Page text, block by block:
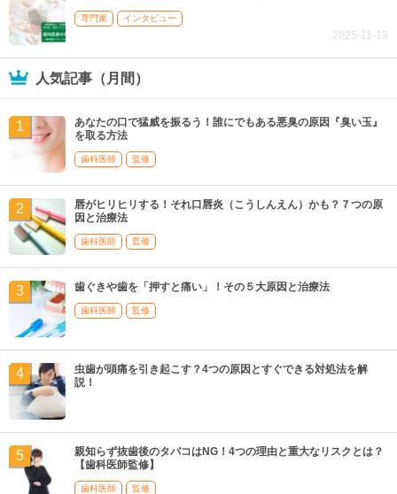
専門家 インタビュー
2025-11-13
人気記事（月間）
あなたの口で猛威を振るう！誰にでもある悪臭の原因『臭い玉』
を取る方法
歯科医師 監修
唇がヒリヒリする！それ口唇炎（こうしんえん）かも？７つの原
因と治療法
歯科医師 監修
歯ぐきや歯を「押すと痛い」！その５大原因と治療法
歯科医師 監修
虫歯が頭痛を引き起こす？4つの原因とすぐできる対処法を解
説！
親知らず抜歯後のタバコはNG！4つの理由と重大なリスクとは？
【歯科医師監修】
歯科医師 監修